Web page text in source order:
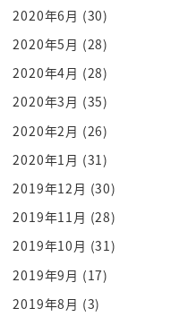
ときに何が強いと思いま
もちろん北方領土が沖縄
の設営場所になるのが一
そうなるとですねアメリ
置くですね理由になって
なので安全保障上この北
エリアかも知れませんロ
ないんですけども安全保
拠点として絶対に譲れな
だから帰ってもらうそし
だけじゃないんですよね
2020年6月 (30)
2020年5月 (28)
2020年4月 (28)
2020年3月 (35)
2020年2月 (26)
2020年1月 (31)
2019年12月 (30)
2019年11月 (28)
2019年10月 (31)
2019年9月 (17)
2019年8月 (3)